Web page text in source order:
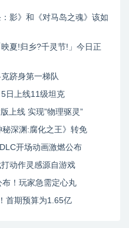
影》和《对马岛之魂》该如
夏!归乡?千灵节!」今日正
跻身第一梯队
5日上线11级坦克
上线 实现”物理驱灵”
深渊:腐化之王》转免
开场动画激燃公布
动作灵感源自游戏
！玩家急需定心丸
首期预算为1.65亿